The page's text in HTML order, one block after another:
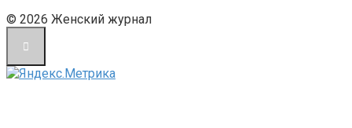
© 2026 Женский журнал